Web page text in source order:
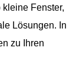
Fenster,
Lösungen. In
zu Ihren